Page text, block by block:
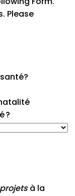
Please
?
à la